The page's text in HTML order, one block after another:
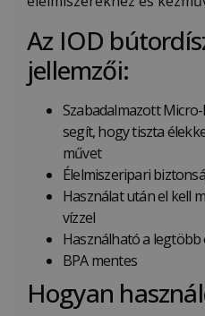
Az IOD
jellemzői:
Szabadalmazott
segít, hogy tiszta
művet
Élelmiszeripari
Használat után el kell
vízzel
Használható a
BPA mentes
Hogyan